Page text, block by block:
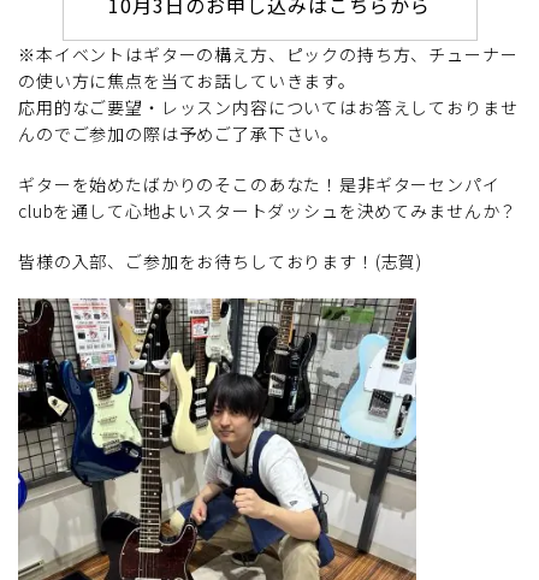
※本イベントはギターの構え方、ピックの持ち方、チューナー
の使い方に焦点を当てお話していきます。
応用的なご要望・レッスン内容についてはお答えしておりませ
んのでご参加の際は予めご了承下さい。
ギターを始めたばかりのそこのあなた！是非ギターセンパイ
clubを通して心地よいスタートダッシュを決めてみませんか？
皆様の入部、ご参加をお待ちしております！(志賀)